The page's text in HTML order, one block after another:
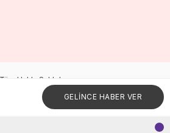
GELİNCE HABER VER
Hakkı Saklıdır.